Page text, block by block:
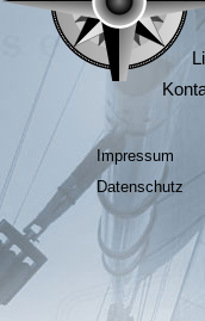
Impressum
Datenschutz